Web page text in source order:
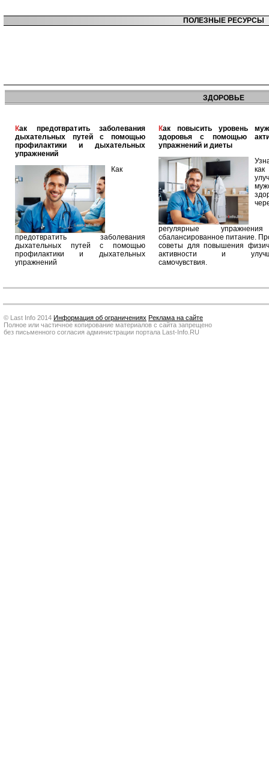
ПОЛЕЗНЫЕ РЕСУРСЫ
ЗДОРОВЬЕ
Как предотвратить заболевания
дыхательных путей с помощью
профилактики и дыхательных
упражнений
Как
предотвратить заболевания
дыхательных путей с помощью
профилактики и дыхательных
упражнений
Как повысить уровень мужского
здоровья с помощью
упражнений и диеты
как
регулярные
сбалансированное питание.
советы для повышения
активности и
самочувствия.
© Last Info 2014 Информация об ограничениях Реклама на сайте
Полное или частичное копирование материалов с сайта запрещено
без письменного согласия администрации портала Last-Info.RU